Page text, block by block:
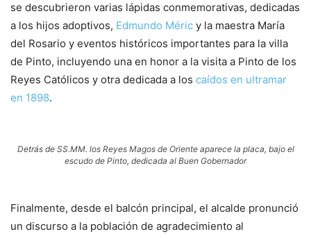
se descubrieron varias lápidas conmemorativas, dedicadas
a los hijos adoptivos, Edmundo Méric y la maestra María
del Rosario y eventos históricos importantes para la villa
de Pinto, incluyendo una en honor a la visita a Pinto de los
Reyes Católicos y otra dedicada a los caídos en ultramar
en 1898.
Detrás de SS.MM. los Reyes Magos de Oriente aparece la placa, bajo el
escudo de Pinto, dedicada al Buen Gobernador
Finalmente, desde el balcón principal, el alcalde pronunció
un discurso a la población de agradecimiento al